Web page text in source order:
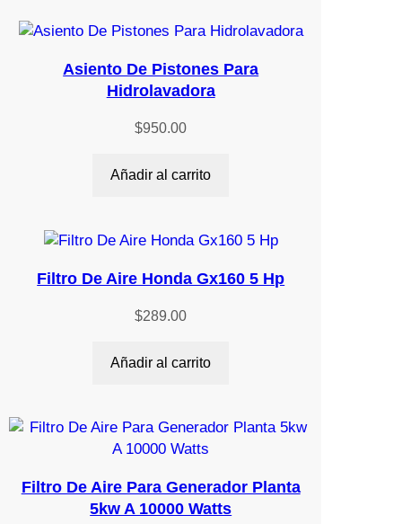
Asiento De Pistones Para
Hidrolavadora
$950.00
Añadir al carrito
Filtro De Aire Honda Gx160 5 Hp
$289.00
Añadir al carrito
Filtro De Aire Para Generador Planta
5kw A 10000 Watts